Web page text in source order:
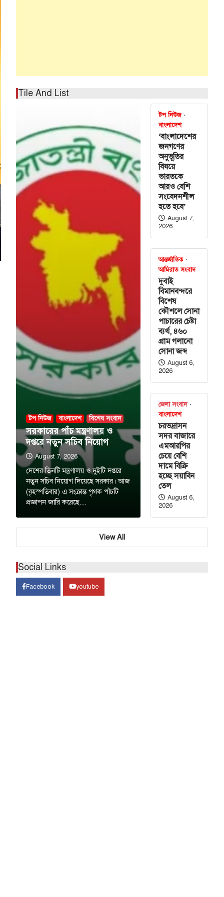
Tile And List
টপ নিউজ বাংলাদেশ বিশেষ সংবাদ
সরকারের পাঁচ মন্ত্রণালয় ও
দপ্তরে নতুন সচিব নিয়োগ
August 7, 2026
দেশের তিনটি মন্ত্রণালয় ও দুইটি দপ্তরে
নতুন সচিব নিয়োগ দিয়েছে সরকার। আজ
(বৃহস্পতিবার) এ সংক্রান্ত পৃথক পাঁচটি
প্রজ্ঞাপন জারি করেছে…
টপ নিউজ
বাংলাদেশ
‘বাংলাদেশের
জনগণের
অনুভূতির
বিষয়ে
ভারতকে
আরও বেশি
সংবেদনশীল
হতে হবে’
August 7,
2026
আন্তর্জাতিক
আমিরাত সংবাদ
দুবাই
বিমানবন্দরে
বিশেষ
কৌশলে সোনা
পাচারের চেষ্টা
ব্যর্থ, ৪৬০
গ্রাম গলানো
সোনা জব্দ
August 6,
2026
জেলা সংবাদ
বাংলাদেশ
চরভদ্রাসন
সদর বাজারে
এমআরপির
চেয়ে বেশি
দামে বিক্রি
হচ্ছে সয়াবিন
তেল
August 6,
2026
View All
Social Links
Facebook youtube